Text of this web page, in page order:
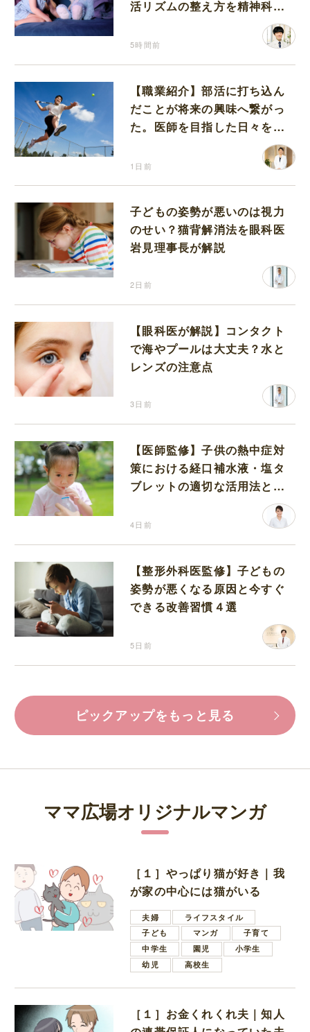
活リズムの整え方を精神科医
5時間前
【職業紹介】部活に打ち込ん
だことが将来の興味へ繋がっ
た。医師を目指した日々を振
1日前
子どもの姿勢が悪いのは視力
のせい？猫背解消法を眼科医
岩見理事長が解説
2日前
【眼科医が解説】コンタクト
で海やプールは大丈夫？水と
レンズの注意点
3日前
【医師監修】子供の熱中症対
策における経口補水液・塩タ
ブレットの適切な活用法と水
4日前
【整形外科医監修】子どもの
姿勢が悪くなる原因と今すぐ
できる改善習慣４選
5日前
ピックアップをもっと見る
ママ広場オリジナルマンガ
［１］やっぱり猫が好き｜我
が家の中心には猫がいる
夫婦
ライフスタイル
子ども
マンガ
子育て
中学生
園児
小学生
幼児
高校生
［１］お金くれくれ夫｜知人